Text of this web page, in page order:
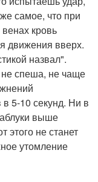
самое, что при
кровь
движения вверх.
назвал".
не спеша, не чаще
5-10 секунд. Ни в
выше
этого не станет
утомление